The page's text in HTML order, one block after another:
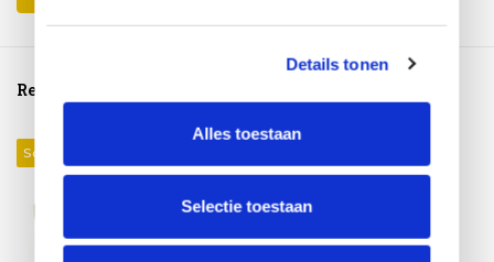
Details tonen
Alles toestaan
Selectie toestaan
Reeds bekeken
Sale 43%